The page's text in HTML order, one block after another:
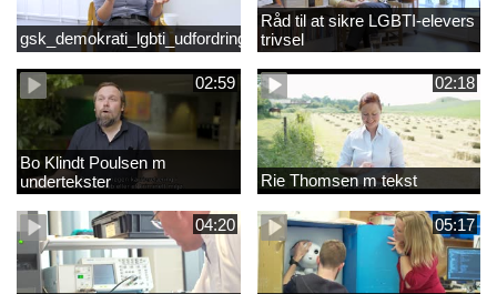
gsk_demokrati_lgbti_udfordringer
Råd til at sikre LGBTI-elevers
trivsel
02:59
Bo Klindt Poulsen m
undertekster
02:18
Rie Thomsen m tekst
04:20 05:17